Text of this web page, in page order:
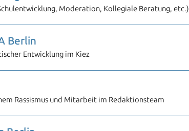
Moderation, Kollegiale Beratung, etc.)
Berlin
Entwicklung im Kiez
Rassismus und Mitarbeit im Redaktionsteam